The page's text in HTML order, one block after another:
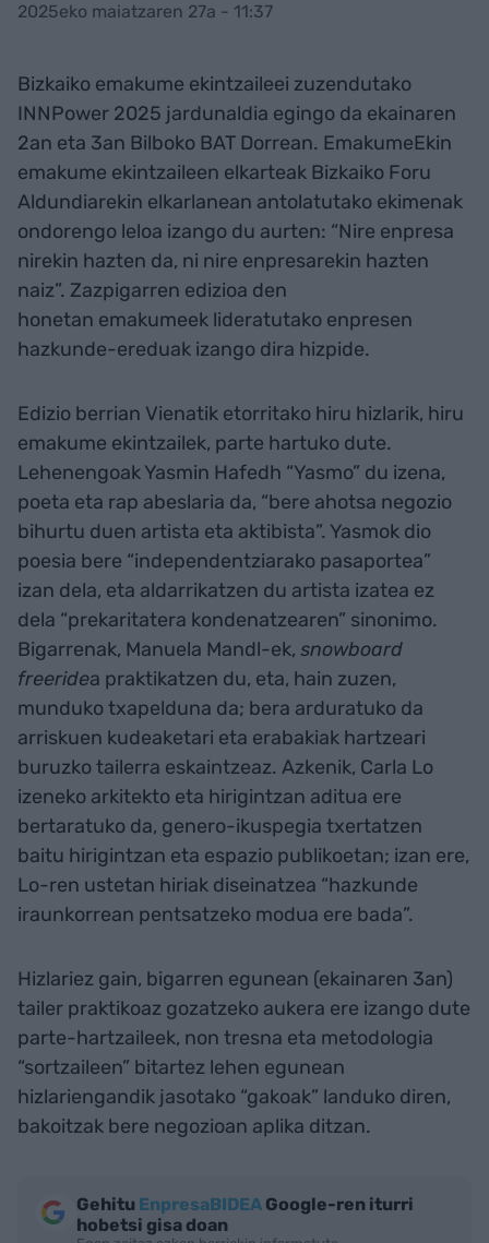
2025eko maiatzaren 27a - 11:37
Bizkaiko emakume ekintzaileei zuzendutako
INNPower 2025 jardunaldia egingo da ekainaren
2an eta 3an Bilboko BAT Dorrean. EmakumeEkin
emakume ekintzaileen elkarteak Bizkaiko Foru
Aldundiarekin elkarlanean antolatutako ekimenak
ondorengo leloa izango du aurten: “Nire enpresa
nirekin hazten da, ni nire enpresarekin hazten
naiz”. Zazpigarren edizioa den
honetan emakumeek lideratutako enpresen
hazkunde-ereduak izango dira hizpide.
Edizio berrian Vienatik etorritako hiru hizlarik, hiru
emakume ekintzailek, parte hartuko dute.
Lehenengoak Yasmin Hafedh “Yasmo” du izena,
poeta eta rap abeslaria da, “bere ahotsa negozio
bihurtu duen artista eta aktibista”. Yasmok dio
poesia bere “independentziarako pasaportea”
izan dela, eta aldarrikatzen du artista izatea ez
dela “prekaritatera kondenatzearen” sinonimo.
Bigarrenak, Manuela Mandl-ek, snowboard
freeridea praktikatzen du, eta, hain zuzen,
munduko txapelduna da; bera arduratuko da
arriskuen kudeaketari eta erabakiak hartzeari
buruzko tailerra eskaintzeaz. Azkenik, Carla Lo
izeneko arkitekto eta hirigintzan aditua ere
bertaratuko da, genero-ikuspegia txertatzen
baitu hirigintzan eta espazio publikoetan; izan ere,
Lo-ren ustetan hiriak diseinatzea “hazkunde
iraunkorrean pentsatzeko modua ere bada”.
Hizlariez gain, bigarren egunean (ekainaren 3an)
tailer praktikoaz gozatzeko aukera ere izango dute
parte-hartzaileek, non tresna eta metodologia
“sortzaileen” bitartez lehen egunean
hizlariengandik jasotako “gakoak” landuko diren,
bakoitzak bere negozioan aplika ditzan.
Gehitu EnpresaBIDEA Google-ren iturri
hobetsi gisa doan